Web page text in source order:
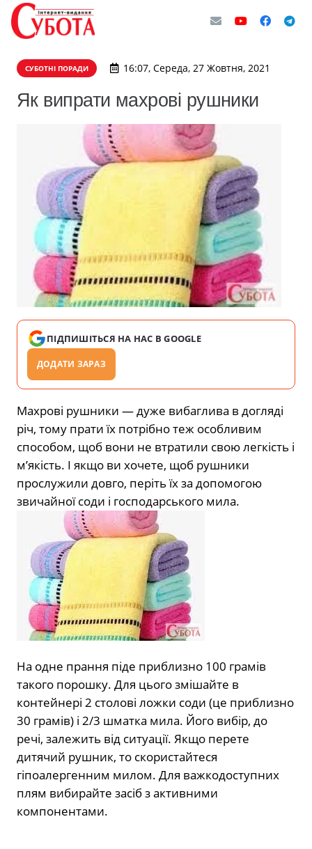
СУБОТНІ ПОРАДИ 16:07, Середа, 27 Жовтня, 2021
Як випрати махрові рушники
ПІДПИШІТЬСЯ НА НАС В GOOGLE
ДОДАТИ ЗАРАЗ
Махрові рушники — дуже вибаглива в догляді
річ, тому прати їх потрібно теж особливим
способом, щоб вони не втратили свою легкість і
м’якість. І якщо ви хочете, щоб рушники
прослужили довго, періть їх за допомогою
звичайної соди і господарського мила.
На одне прання піде приблизно 100 грамів
такого порошку. Для цього змішайте в
контейнері 2 столові ложки соди (це приблизно
30 грамів) і 2/3 шматка мила. Його вибір, до
речі, залежить від ситуації. Якщо перете
дитячий рушник, то скористайтеся
гіпоалергенним милом. Для важкодоступних
плям вибирайте засіб з активними
компонентами.